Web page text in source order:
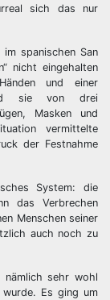
sich das nur
spanischen San
nicht eingehalten
und einer
sie von drei
Masken und
vermittelte
der Festnahme
System: die
das Verbrechen
Menschen seiner
auch noch zu
sehr wohl
Es ging um